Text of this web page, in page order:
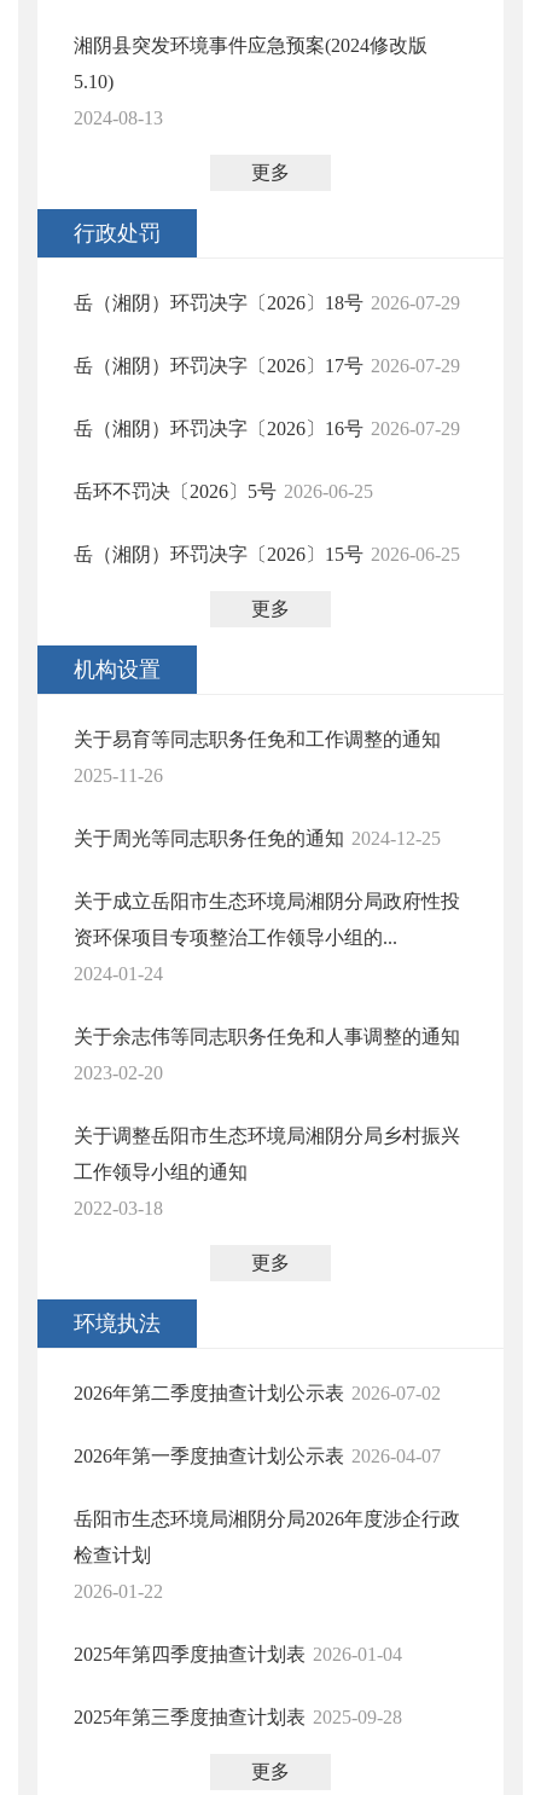
湘阴县突发环境事件应急预案(2024修改版
5.10)
2024-08-13
更多
行政处罚
岳（湘阴）环罚决字〔2026〕18号 2026-07-29
岳（湘阴）环罚决字〔2026〕17号 2026-07-29
岳（湘阴）环罚决字〔2026〕16号 2026-07-29
岳环不罚决〔2026〕5号 2026-06-25
岳（湘阴）环罚决字〔2026〕15号 2026-06-25
更多
机构设置
关于易育等同志职务任免和工作调整的通知
2025-11-26
关于周光等同志职务任免的通知 2024-12-25
关于成立岳阳市生态环境局湘阴分局政府性投
资环保项目专项整治工作领导小组的...
2024-01-24
关于余志伟等同志职务任免和人事调整的通知
2023-02-20
关于调整岳阳市生态环境局湘阴分局乡村振兴
工作领导小组的通知
2022-03-18
更多
环境执法
2026年第二季度抽查计划公示表 2026-07-02
2026年第一季度抽查计划公示表 2026-04-07
岳阳市生态环境局湘阴分局2026年度涉企行政
检查计划
2026-01-22
2025年第四季度抽查计划表 2026-01-04
2025年第三季度抽查计划表 2025-09-28
更多